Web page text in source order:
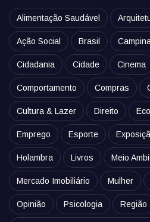
Alimentação Saudável
Ação Social Brasil
Cidadania Cidade Cinema
Comportamento Compras
Cultura & Lazer Direito
Emprego Esporte
Holambra Livros Meio
Mercado Imobiliário Mulher
Opinião Psicologia Região